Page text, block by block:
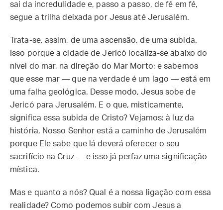
sai da incredulidade e, passo a passo, de fé em fé,
segue a trilha deixada por Jesus até Jerusalém.
Trata-se, assim, de uma ascensão, de uma subida.
Isso porque a cidade de Jericó localiza-se abaixo do
nível do mar, na direção do Mar Morto; e sabemos
que esse mar — que na verdade é um lago — está em
uma falha geológica. Desse modo, Jesus sobe de
Jericó para Jerusalém. E o que, misticamente,
significa essa subida de Cristo? Vejamos: à luz da
história, Nosso Senhor está a caminho de Jerusalém
porque Ele sabe que lá deverá oferecer o seu
sacrifício na Cruz — e isso já perfaz uma significação
mística.
Mas e quanto a nós? Qual é a nossa ligação com essa
realidade? Como podemos subir com Jesus a